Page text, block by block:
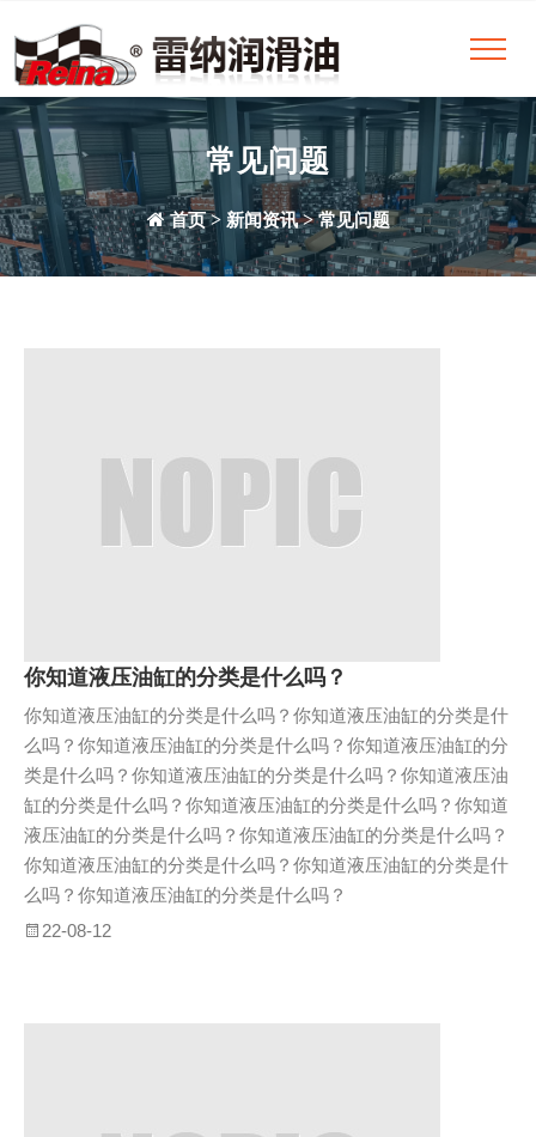
常见问题
首页> 新闻资讯>常见问题
你知道液压油缸的分类是什么吗？
你知道液压油缸的分类是什么吗？你知道液压油缸的分类是什
么吗？你知道液压油缸的分类是什么吗？你知道液压油缸的分
类是什么吗？你知道液压油缸的分类是什么吗？你知道液压油
缸的分类是什么吗？你知道液压油缸的分类是什么吗？你知道
液压油缸的分类是什么吗？你知道液压油缸的分类是什么吗？
你知道液压油缸的分类是什么吗？你知道液压油缸的分类是什
么吗？你知道液压油缸的分类是什么吗？
22-08-12